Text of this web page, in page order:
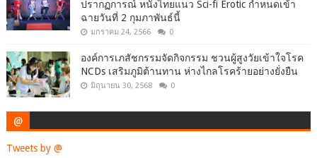
ปรากฏการณ์ หนังไทยแนว Sci-fi Erotic กำหนดเข้า
ฉายวันที่ 2 กุมภาพันธ์นี้
มกราคม 24, 2566 0
องค์การเภสัชกรรมจัดกิจกรรม ชวนผู้สูงวัยเข้าใจโรค
NCDs เสริมภูมิต้านทาน ห่างไกลโรคร้ายอย่างยั่งยืน
มิถุนายน 30, 2568 0
@
Tweets by @